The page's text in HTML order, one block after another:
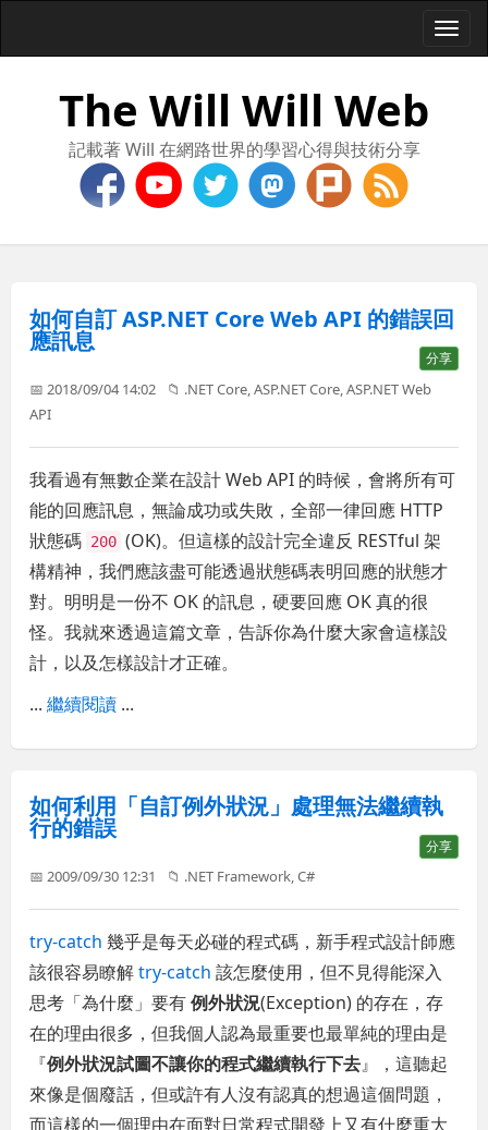
The Will Will Web
記載著 Will 在網路世界的學習心得與技術分享
如何自訂 ASP.NET Core Web API 的錯誤回
應訊息
分享
📅 2018/09/04 14:02 📁 .NET Core ,ASP.NET Core ,ASP.NET Web
API
我看過有無數企業在設計 Web API 的時候，會將所有可
能的回應訊息，無論成功或失敗，全部一律回應 HTTP
狀態碼 200 (OK)。但這樣的設計完全違反 RESTful 架
構精神，我們應該盡可能透過狀態碼表明回應的狀態才
對。明明是一份不 OK 的訊息，硬要回應 OK 真的很
怪。我就來透過這篇文章，告訴你為什麼大家會這樣設
計，以及怎樣設計才正確。
...繼續閱讀 ...
如何利用「自訂例外狀況」處理無法繼續執
行的錯誤
分享
📅 2009/09/30 12:31 📁 .NET Framework,C#
try-catch 幾乎是每天必碰的程式碼，新手程式設計師應
該很容易瞭解try-catch 該怎麼使用，但不見得能深入
思考「為什麼」要有例外狀況(Exception) 的存在，存
在的理由很多，但我個人認為最重要也最單純的理由是
『例外狀況試圖不讓你的程式繼續執行下去』，這聽起
來像是個廢話，但或許有人沒有認真的想過這個問題，
而這樣的一個理由在面對日常程式開發上又有什麼重大